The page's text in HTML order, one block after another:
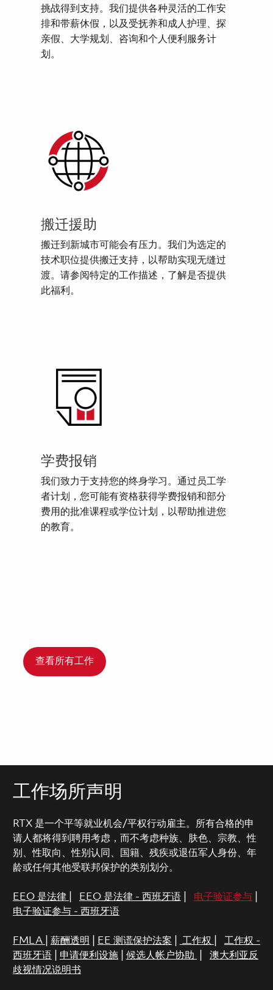
挑战得到支持。我们提供各种灵活的工作安
排和带薪休假，以及受抚养和成人护理、探
亲假、大学规划、咨询和个人便利服务计
划。
搬迁援助
搬迁到新城市可能会有压力。我们为选定的
技术职位提供搬迁支持，以帮助实现无缝过
渡。请参阅特定的工作描述，了解是否提供
此福利。
学费报销
我们致力于支持您的终身学习。通过员工学
者计划，您可能有资格获得学费报销和部分
费用的批准课程或学位计划，以帮助推进您
的教育。
查看所有工作
工作场所声明
RTX 是一个平等就业机会/平权行动雇主。所有合格的申
请人都将得到聘用考虑，而不考虑种族、肤色、宗教、性
别、性取向、性别认同、国籍、残疾或退伍军人身份、年
龄或任何其他受联邦保护的类别划分。
EEO 是法律 EEO 是法律 - 西班牙语| 电子验证参与|
电子验证参与 - 西班牙语
FMLA 薪酬透明 EE 测谎保护法案 工作权
工作权 -
西班牙语| 申请便利设施| 候选人帐户协助
澳大利亚反
歧视情况说明书